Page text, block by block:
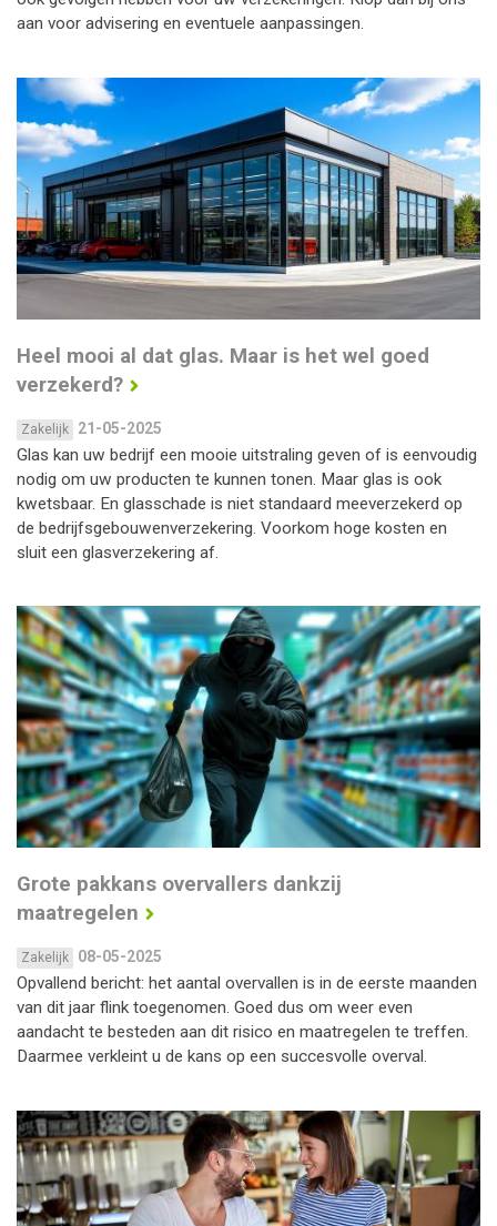
aan voor advisering en eventuele aanpassingen.
Heel mooi al dat glas. Maar is het wel goed
verzekerd?
Zakelijk 21-05-2025
Glas kan uw bedrijf een mooie uitstraling geven of is eenvoudig
nodig om uw producten te kunnen tonen. Maar glas is ook
kwetsbaar. En glasschade is niet standaard meeverzekerd op
de bedrijfsgebouwenverzekering. Voorkom hoge kosten en
sluit een glasverzekering af.
Grote pakkans overvallers dankzij
maatregelen
Zakelijk 08-05-2025
Opvallend bericht: het aantal overvallen is in de eerste maanden
van dit jaar flink toegenomen. Goed dus om weer even
aandacht te besteden aan dit risico en maatregelen te treffen.
Daarmee verkleint u de kans op een succesvolle overval.